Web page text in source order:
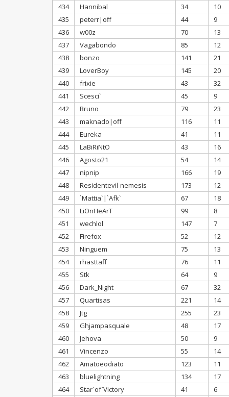
434 Hannibal 34
10
435
peterr|off 44
9
436
w00z 70
13
437
Vagabondo 85
12
438
bonzo 141
21
439
LoverBoy 145
20
440
frixie 43
32
441
Scesci` 45
9
442
Bruno 79
23
443
maknado|off 116
11
444
Eureka 41
11
445
LaBiRiNtO 43
16
446
Agosto21 54
14
447
nipnip 166
19
448
Residentevil-nemesis 173
12
449
`Mattia`|`Afk` 67
18
450
LiOnHeArT 99
8
451
wechlol 147
7
452
Firefox 52
12
453
Ninguem 75
13
454
rhasttaff 76
11
455
Stk 64
9
456
Dark_Night 67
32
457
Quartisas 221
14
458
Jtg 255
23
459
Ghjampasquale 48
17
460
Jehova 50
9
461
Vincenzo 55
14
462
Amatoeodiato 123
11
463
bluelightning 134
17
464
Star`of`Victory 41
6